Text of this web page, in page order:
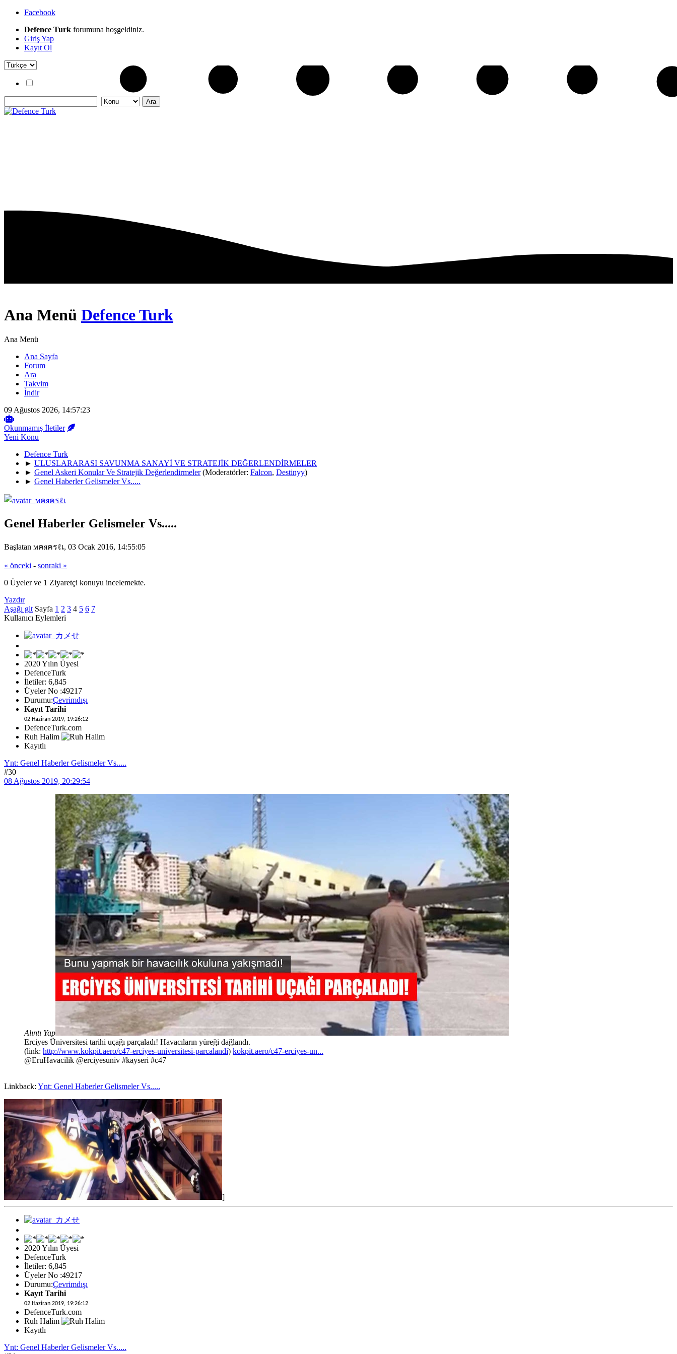
Facebook
Defence Turk forumuna hoşgeldiniz.
Giriş Yap
Kayıt Ol
Ana Menü Defence Turk
Ana Menü
Ana Sayfa
Forum
Ara
Takvim
İndir
09 Ağustos 2026, 14:57:23
Okunmamış İletiler
Yeni Konu
Defence Turk
► ULUSLARARASI SAVUNMA SANAYİ VE STRATEJİK DEĞERLENDİRMELER
► Genel Askeri Konular Ve Stratejik Değerlendirmeler (Moderatörler: Falcon, Destinyy)
► Genel Haberler Gelismeler Vs.....
Genel Haberler Gelismeler Vs.....
Başlatan мคяครℓเ, 03 Ocak 2016, 14:55:05
« önceki - sonraki »
0 Üyeler ve 1 Ziyaretçi konuyu incelemekte.
Yazdır
Aşağı git Sayfa 1 2 3 4 5 6 7
Kullanıcı Eylemleri
2020 Yılın Üyesi
DefenceTurk
İletiler: 6,845
Üyeler No :49217
Durumu:Çevrimdışı
Kayıt Tarihi
02 Haziran 2019, 19:26:12
DefenceTurk.com
Ruh Halim
Kayıtlı
Ynt: Genel Haberler Gelismeler Vs.....
#30
08 Ağustos 2019, 20:29:54
Alıntı Yap
Erciyes Üniversitesi tarihi uçağı parçaladı! Havacıların yüreği dağlandı.
(link: http://www.kokpit.aero/c47-erciyes-universitesi-parcalandi) kokpit.aero/c47-erciyes-un...
@EruHavacilik @erciyesuniv #kayseri #c47
Linkback: Ynt: Genel Haberler Gelismeler Vs.....
]
2020 Yılın Üyesi
DefenceTurk
İletiler: 6,845
Üyeler No :49217
Durumu:Çevrimdışı
Kayıt Tarihi
02 Haziran 2019, 19:26:12
DefenceTurk.com
Ruh Halim
Kayıtlı
Ynt: Genel Haberler Gelismeler Vs.....